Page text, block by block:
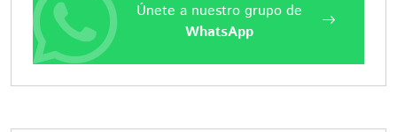
Únete a nuestro grupo de
WhatsApp